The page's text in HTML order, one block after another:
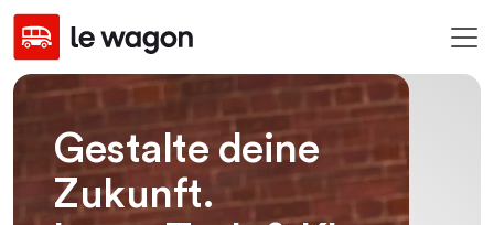
Gestalte deine
Zukunft.